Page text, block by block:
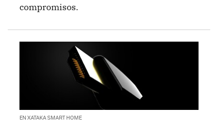
compromisos.
EN XATAKA SMART HOME